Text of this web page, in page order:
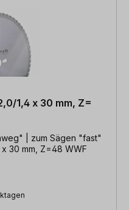
1,4 x 30 mm, Z=
| zum Sägen "fast"
30 mm, Z=48 WWF